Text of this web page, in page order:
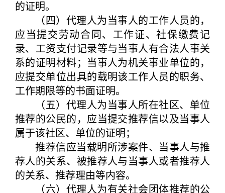
的证明。
（四）代理人为当事人的工作人员的，
应当提交劳动合同、工作证、社保缴费记
录、工资支付记录等与当事人有合法人事关
系的证明材料；当事人为机关事业单位的，
应提交单位出具的载明该工作人员的职务、
工作期限等的书面证明。
（五）代理人为当事人所在社区、单位
推荐的公民的，应当提交推荐信以及当事人
属于该社区、单位的证明；
推荐信应当载明所涉案件、当事人与推
荐人的关系、被推荐人与当事人或者推荐人
的关系、推荐理由等内容。
（六）代理人为有关社会团体推荐的公